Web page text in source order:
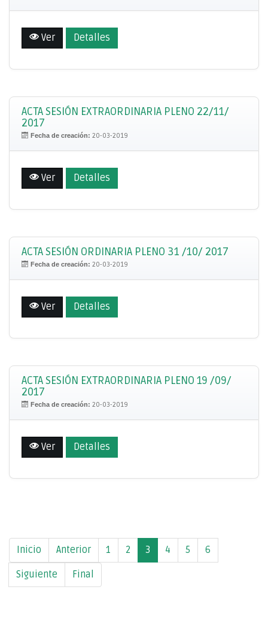
Ver Detalles
ACTA SESIÓN EXTRAORDINARIA PLENO 22/11/
2017
Fecha de creación: 20-03-2019
Ver Detalles
ACTA SESIÓN ORDINARIA PLENO 31 /10/ 2017
Fecha de creación: 20-03-2019
Ver Detalles
ACTA SESIÓN EXTRAORDINARIA PLENO 19 /09/
2017
Fecha de creación: 20-03-2019
Ver Detalles
Inicio Anterior 1 2 3 4 5 6
Siguiente Final